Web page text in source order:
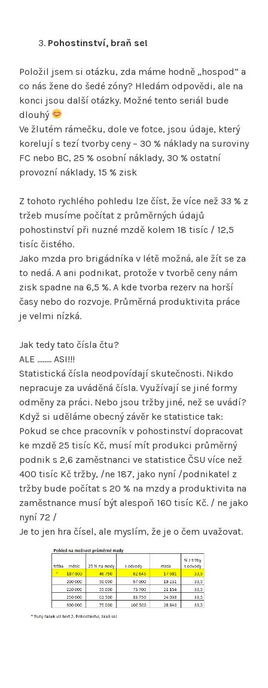
Pohostinství, braň se!
Položil jsem si otázku, zda máme hodně „hospod“ a
co nás žene do šedé zóny? Hledám odpovědi, ale na
konci jsou další otázky. Možné tento seriál bude
dlouhý
Ve žlutém rámečku, dole ve fotce, jsou údaje, který
korelují s tezí tvorby ceny – 30 % náklady na suroviny
FC nebo BC, 25 % osobní náklady, 30 % ostatní
provozní náklady, 15 % zisk
Z tohoto rychlého pohledu lze číst, že více než 33 % z
tržeb musíme počítat z průměrných údajů
pohostinství při nuzné mzdě kolem 18 tisíc / 12,5
tisíc čistého.
Jako mzda pro brigádníka v létě možná, ale žít se za
to nedá. A ani podnikat, protože v tvorbě ceny nám
zisk spadne na 6,5 %. A kde tvorba rezerv na horší
časy nebo do rozvoje. Průměrná produktivita práce
je velmi nízká.
Jak tedy tato čísla čtu?
ALE …….. ASI!!!
Statistická čísla neodpovídají skutečnosti. Nikdo
nepracuje za uváděná čísla. Využívají se jiné formy
odměny za práci. Nebo jsou tržby jiné, než se uvádí?
Když si uděláme obecný závěr ke statistice tak:
Pokud se chce pracovník v pohostinství dopracovat
ke mzdě 25 tisíc Kč, musí mít produkci průměrný
podnik s 2,6 zaměstnanci ve statistice ČSU více než
400 tisíc Kč tržby, /ne 187, jako nyní /podnikatel z
tržby bude počítat s 20 % na mzdy a produktivita na
zaměstnance musí být alespoň 160 tisíc Kč. / ne jako
nyní 72 /
Je to jen hra čísel, ale myslím, že je o čem uvažovat.